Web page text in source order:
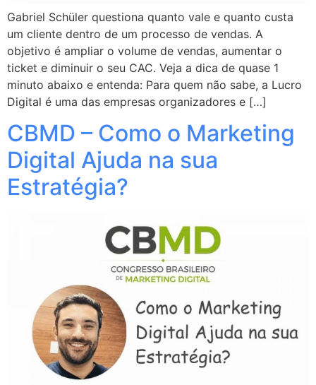
Gabriel Schüler questiona quanto vale e quanto custa
um cliente dentro de um processo de vendas. A
objetivo é ampliar o volume de vendas, aumentar o
ticket e diminuir o seu CAC. Veja a dica de quase 1
minuto abaixo e entenda: Para quem não sabe, a Lucro
Digital é uma das empresas organizadores e […]
CBMD – Como o Marketing
Digital Ajuda na sua
Estratégia?